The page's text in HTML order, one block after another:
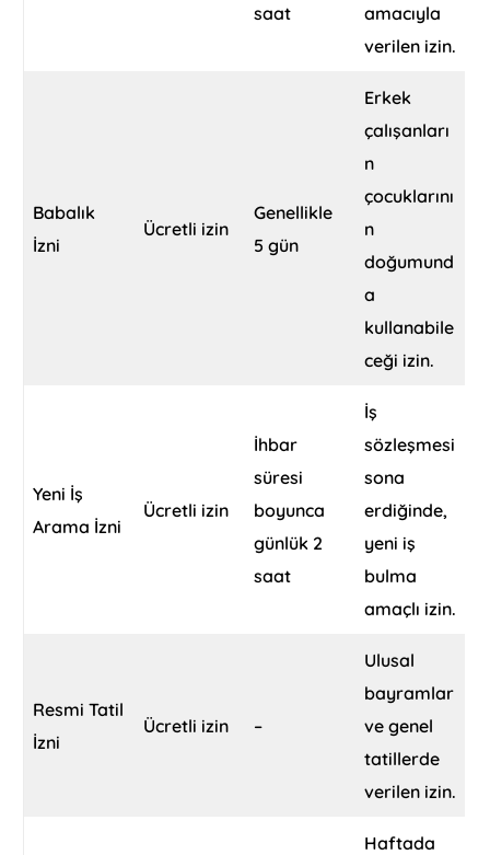
saat
amacıyla
verilen izin.
Babalık
İzni
Ücretli izin
Genellikle
5 gün
Erkek
çalışanları
n
çocuklarını
n
doğumund
a
kullanabile
ceği izin.
Yeni İş
Arama İzni
Ücretli izin
İhbar
süresi
boyunca
günlük 2
saat
İş
sözleşmesi
sona
erdiğinde,
yeni iş
bulma
amaçlı izin.
Resmi Tatil
İzni
Ücretli izin –
Ulusal
bayramlar
ve genel
tatillerde
verilen izin.
Haftada